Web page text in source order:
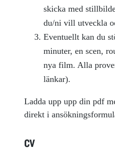
skicka med
du/ni vill utveckla
Eventuellt kan du
minuter, en scen,
nya film. Alla
länkar).
Ladda upp upp din pdf
direkt i
CV